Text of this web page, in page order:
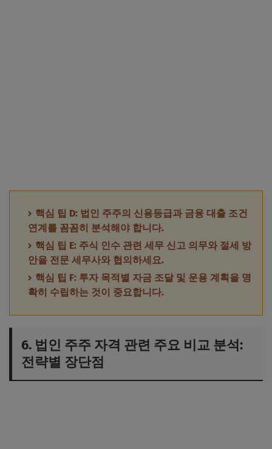
핵심 팁 D: 법인 주주의 신용등급과 금융 대출 조건
연계를 꼼꼼히 분석해야 합니다.
핵심 팁 E: 주식 인수 관련 세무 신고 의무와 절세 방
안을 전문 세무사와 협의하세요.
핵심 팁 F: 투자 목적별 자금 조달 및 운용 계획을 명
확히 수립하는 것이 중요합니다.
6. 법인 주주 자격 관련 주요 비교 분석:
전략별 장단점